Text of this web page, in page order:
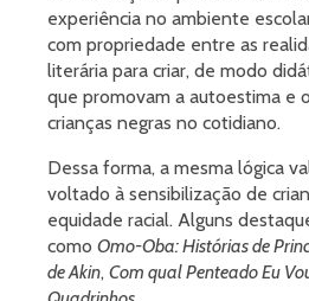
experiência no ambiente
com propriedade entre as
literária para criar, de modo
que promovam a autoestima e
crianças negras no cotidiano.
Dessa forma, a mesma lógica
voltado à sensibilização de
equidade racial. Alguns
como Omo-Oba: Histórias de
de Akin, Com qual Penteado Eu